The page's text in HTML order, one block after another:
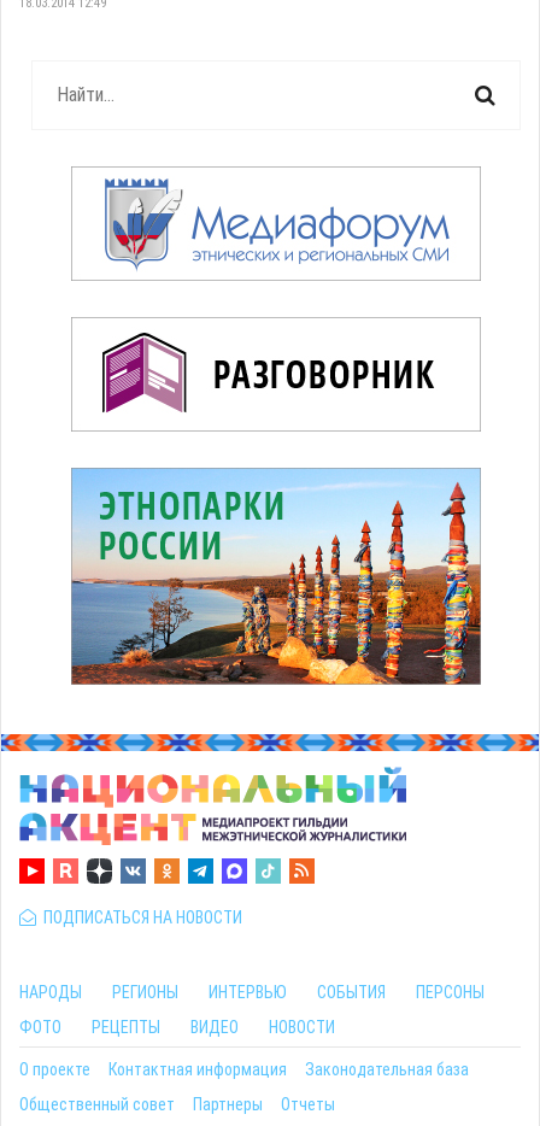
ПОДПИСАТЬСЯ НА НОВОСТИ
НАРОДЫ РЕГИОНЫ ИНТЕРВЬЮ СОБЫТИЯ
ПЕРСОНЫ
ФОТО
РЕЦЕПТЫ ВИДЕО НОВОСТИ
О проекте Контактная информация
Законодательная база
Общественный совет
Партнеры Отчеты